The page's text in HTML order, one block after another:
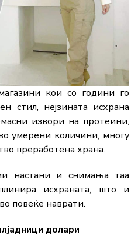
кои со години го
стил, нејзината исхрана
извори на протеини,
умерени количини, многу
преработена храна.
настани и снимања таа
исхраната, што и
повеќе наврати.
долари